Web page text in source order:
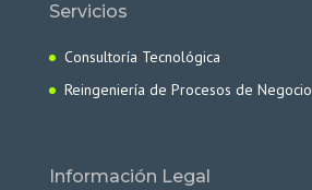
Servicios
Consultoría Tecnológica
Reingeniería de Procesos de Negocio
Información Legal